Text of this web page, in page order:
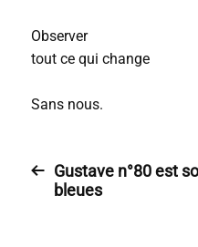
Observer
tout ce qui change
Sans nous.
Gustave n°80 est
bleues